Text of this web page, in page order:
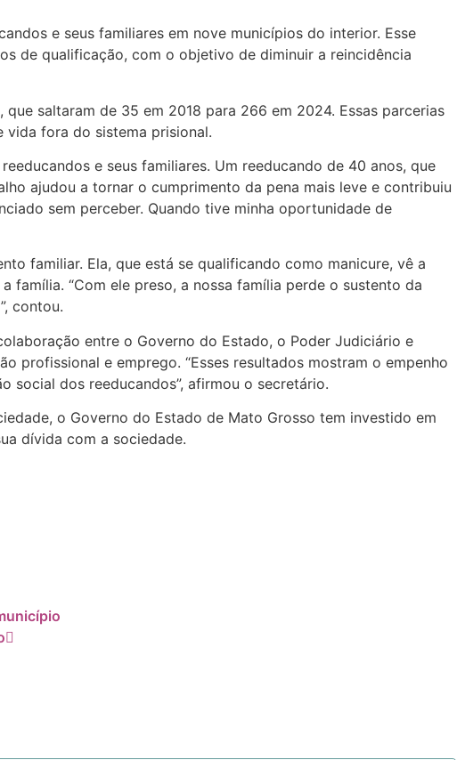
e seus familiares em nove municípios do interior. Esse
de qualificação, com o objetivo de diminuir a reincidência
saltaram de 35 em 2018 para 266 em 2024. Essas parcerias
fora do sistema prisional.
e seus familiares. Um reeducando de 40 anos, que
ajudou a tornar o cumprimento da pena mais leve e contribuiu
sem perceber. Quando tive minha oportunidade de
familiar. Ela, que está se qualificando como manicure, vê a
“Com ele preso, a nossa família perde o sustento da
contou.
entre o Governo do Estado, o Poder Judiciário e
profissional e emprego. “Esses resultados mostram o empenho
social dos reeducandos”, afirmou o secretário.
o Governo do Estado de Mato Grosso tem investido em
dívida com a sociedade.